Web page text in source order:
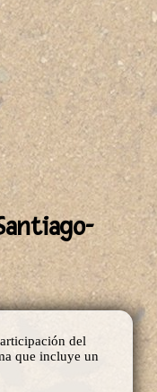
del
que incluye un